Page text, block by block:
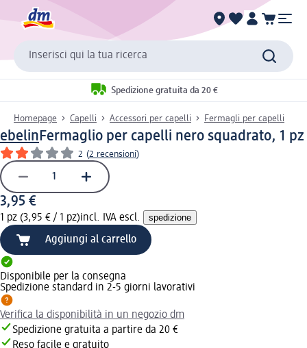
Inserisci qui la tua ricerca
Spedizione gratuita da 20 €
Homepage Capelli Accessori per capelli Fermagli per capelli
ebelinFermaglio per capelli nero squadrato, 1 pz
2 (2 recensioni)
3,95 €
1 pz (3,95 € / 1 pz)incl. IVA escl. spedizione
Aggiungi al carrello
Disponibile per la consegna
Spedizione standard in 2-5 giorni lavorativi
Verifica la disponibilità in un negozio dm
Spedizione gratuita a partire da 20 €
Reso facile e gratuito